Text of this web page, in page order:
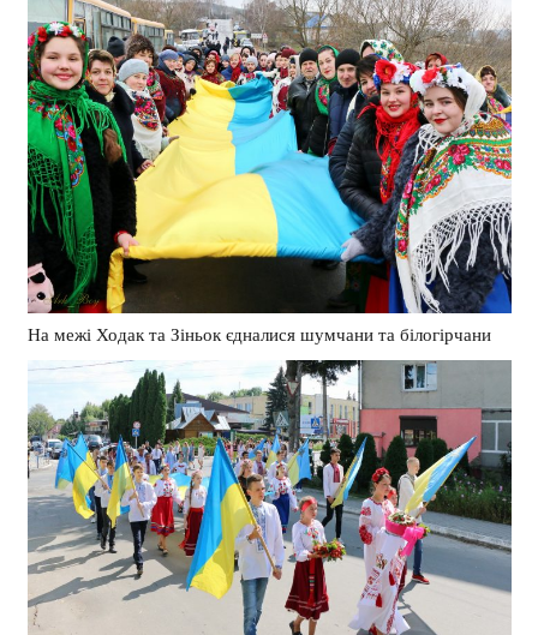
На межі Ходак та Зіньок єдналися шумчани та білогірчани